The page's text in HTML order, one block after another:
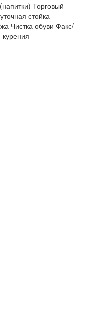
Торговый
стойка
Чистка обуви Факс/